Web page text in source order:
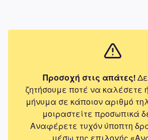
Προσοχή στις απάτες!
ζητήσουμε ποτέ να καλέσετε
μήνυμα σε κάποιον αριθμό
μοιραστείτε προσωπικά
Αναφέρετε τυχόν ύποπτη